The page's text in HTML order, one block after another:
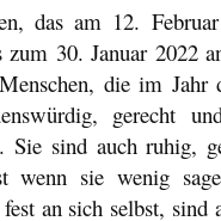
das am 12.
30. Januar 2022
die im Jahr
gerecht
Sie sind auch ruhig,
wenn sie wenig
an sich selbst, sind